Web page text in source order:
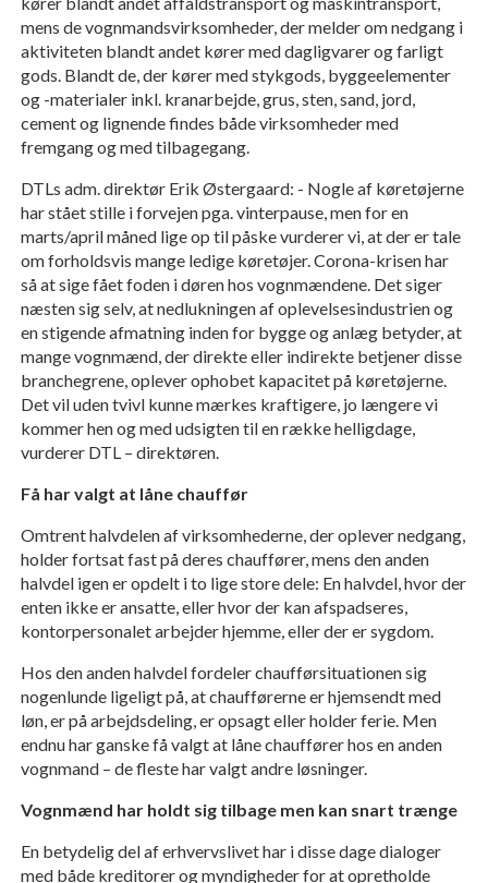
mens de vognmandsvirksomheder, der melder om nedgang i
aktiviteten blandt andet kører med dagligvarer og farligt
gods. Blandt de, der kører med stykgods, byggeelementer
og -materialer inkl. kranarbejde, grus, sten, sand, jord,
cement og lignende findes både virksomheder med
fremgang og med tilbagegang.
DTLs adm. direktør Erik Østergaard: - Nogle af køretøjerne
har stået stille i forvejen pga. vinterpause, men for en
marts/april måned lige op til påske vurderer vi, at der er tale
om forholdsvis mange ledige køretøjer. Corona-krisen har
så at sige fået foden i døren hos vognmændene. Det siger
næsten sig selv, at nedlukningen af oplevelsesindustrien og
en stigende afmatning inden for bygge og anlæg betyder, at
mange vognmænd, der direkte eller indirekte betjener disse
branchegrene, oplever ophobet kapacitet på køretøjerne.
Det vil uden tvivl kunne mærkes kraftigere, jo længere vi
kommer hen og med udsigten til en række helligdage,
vurderer DTL – direktøren.
Få har valgt at låne chauffør
Omtrent halvdelen af virksomhederne, der oplever nedgang,
holder fortsat fast på deres chauffører, mens den anden
halvdel igen er opdelt i to lige store dele: En halvdel, hvor der
enten ikke er ansatte, eller hvor der kan afspadseres,
kontorpersonalet arbejder hjemme, eller der er sygdom.
Hos den anden halvdel fordeler chaufførsituationen sig
nogenlunde ligeligt på, at chaufførerne er hjemsendt med
løn, er på arbejdsdeling, er opsagt eller holder ferie. Men
endnu har ganske få valgt at låne chauffører hos en anden
vognmand – de fleste har valgt andre løsninger.
Vognmænd har holdt sig tilbage men kan snart trænge
En betydelig del af erhvervslivet har i disse dage dialoger
med både kreditorer og myndigheder for at opretholde